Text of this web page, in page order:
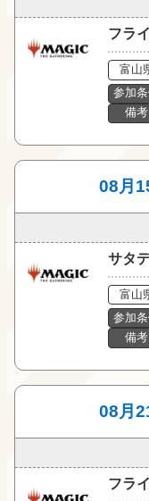
フラ
富山
参加
備考
08月
サタ
富山
参加
備考
08月
フラ